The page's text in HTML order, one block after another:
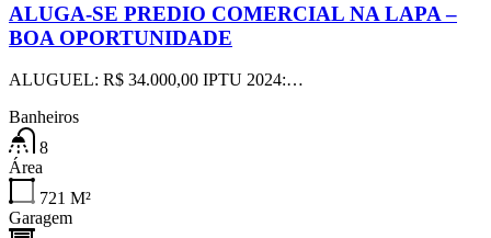
ALUGA-SE PREDIO COMERCIAL NA LAPA –
BOA OPORTUNIDADE
ALUGUEL: R$ 34.000,00 IPTU 2024:…
Banheiros
8
Área
721 M²
Garagem